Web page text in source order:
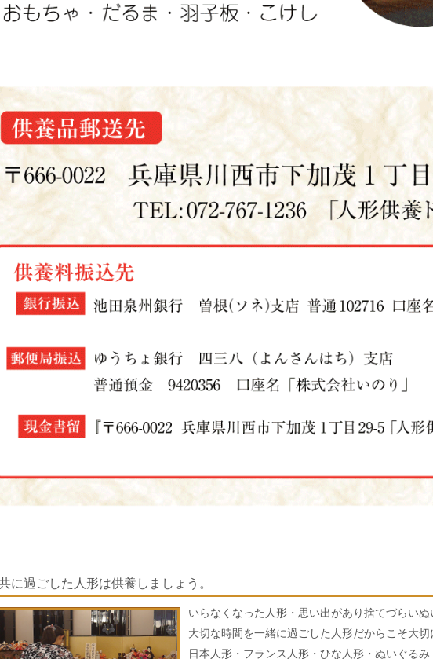
に過ごした人形は供養しましょう。
いらなくなった人形・思い出があり捨てづらい
大切な時間を一緒に過ごした人形だからこそ大切
日本人形・フランス人形・ひな人形・ぬいぐる